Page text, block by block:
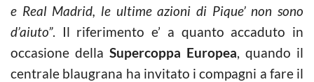
e Real Madrid, le ultime azioni di Pique’ non sono
d’aiuto”. Il riferimento e’ a quanto accaduto in
occasione della Supercoppa Europea, quando il
centrale blaugrana ha invitato i compagni a fare il